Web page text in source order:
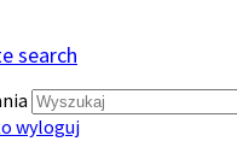
search
wyloguj